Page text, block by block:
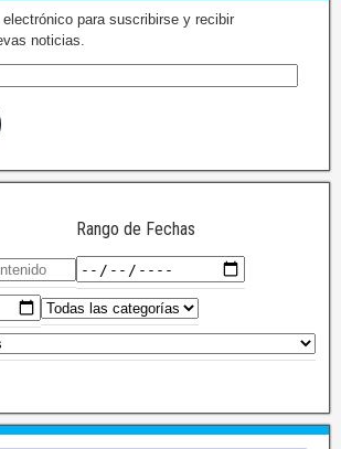
para suscribirse y recibir
noticias.
Rango de Fechas